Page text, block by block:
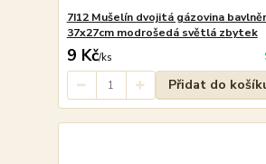
7I12 Mušelín dvojitá gázovina
37x27cm modrošedá světlá zbytek
9 Kč/ks
Přidat do